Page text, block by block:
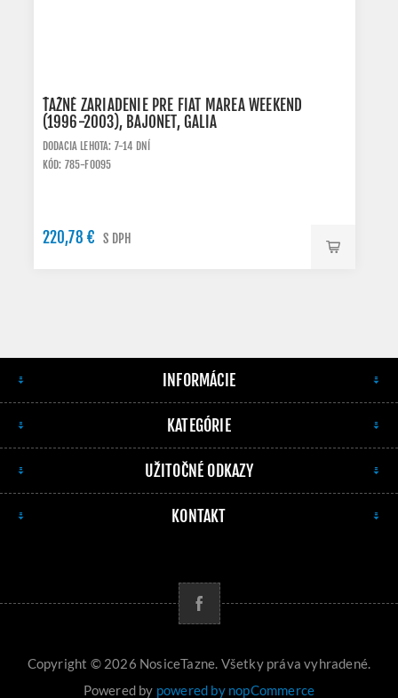
ŤAŽNÉ ZARIADENIE PRE FIAT MAREA WEEKEND
(1996-2003), BAJONET, GALIA
DODACIA LEHOTA: 7-14 DNÍ
KÓD: 785-F0095
220,78 € S DPH
INFORMÁCIE
KATEGÓRIE
UŽITOČNÉ ODKAZY
KONTAKT
Copyright © 2026 NosiceTazne. Všetky práva vyhradené.
Powered by powered by nopCommerce